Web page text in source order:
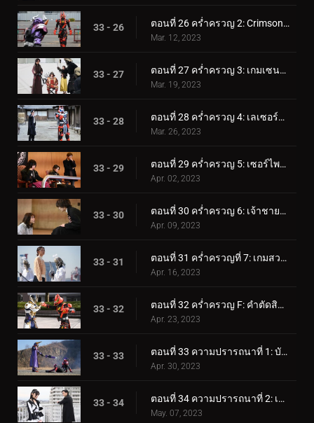
33 - 26 ตอนที่ 26 คร่ำครวญ 2: Crimson Boost!
Mar. 12, 2023
33 - 27 ตอนที่ 27 คร่ำครวญ 3: เกมเซนโงกุแสนสนุก
Mar. 19, 2023
33 - 28 ตอนที่ 28 คร่ำครวญ 4: เลเซอร์แห่งสายสัมพันธ์!
Mar. 26, 2023
33 - 29 ตอนที่ 29 คร่ำครวญ 5: เซอร์ไพรส์! เกมสู้วัวกระทิง™
Apr. 02, 2023
33 - 30 ตอนที่ 30 คร่ำครวญ 6: เจ้าชายจากจดหมาย
Apr. 09, 2023
33 - 31 ตอนที่ 31 คร่ำครวญที่ 7: เกมสวรรค์และนรก
Apr. 16, 2023
33 - 32 ตอนที่ 32 คร่ำครวญ F: คำตัดสินสุดท้าย
Apr. 23, 2023
33 - 33 ตอนที่ 33 ความปรารถนาที่ 1: บัฟฟาไม่มีใครเทียบได้!
Apr. 30, 2023
33 - 34 ตอนที่ 34 ความปรารถนาที่ 2: เป้าหมายของกีทส์
May. 07, 2023